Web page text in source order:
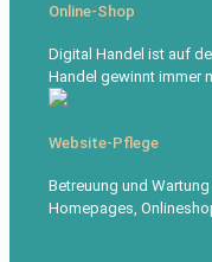
Online-Shop
Digital Handel ist auf
Handel gewinnt immer
Website-Pflege
Betreuung und
Homepages,